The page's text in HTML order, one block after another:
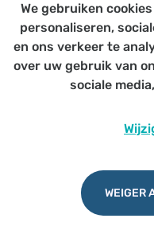
Het beroep van de
verschil met
van alle informatie die
Herbekijk de opname
Update
We gebruiken
personaliseren,
en ons verkeer te
over uw gebruik van
sociale
WEIGER